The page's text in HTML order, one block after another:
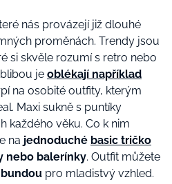
nás provázejí již dlouhé
proměnách. Trendy jsou
si skvěle rozumí s retro nebo
je oblékají například
na osobité outfity, kterým
Maxi sukně s puntíky
každého věku. Co k nim
na jednoduché basic tričko
nebo balerínky. Outfit můžete
pro mladistvý vzhled.